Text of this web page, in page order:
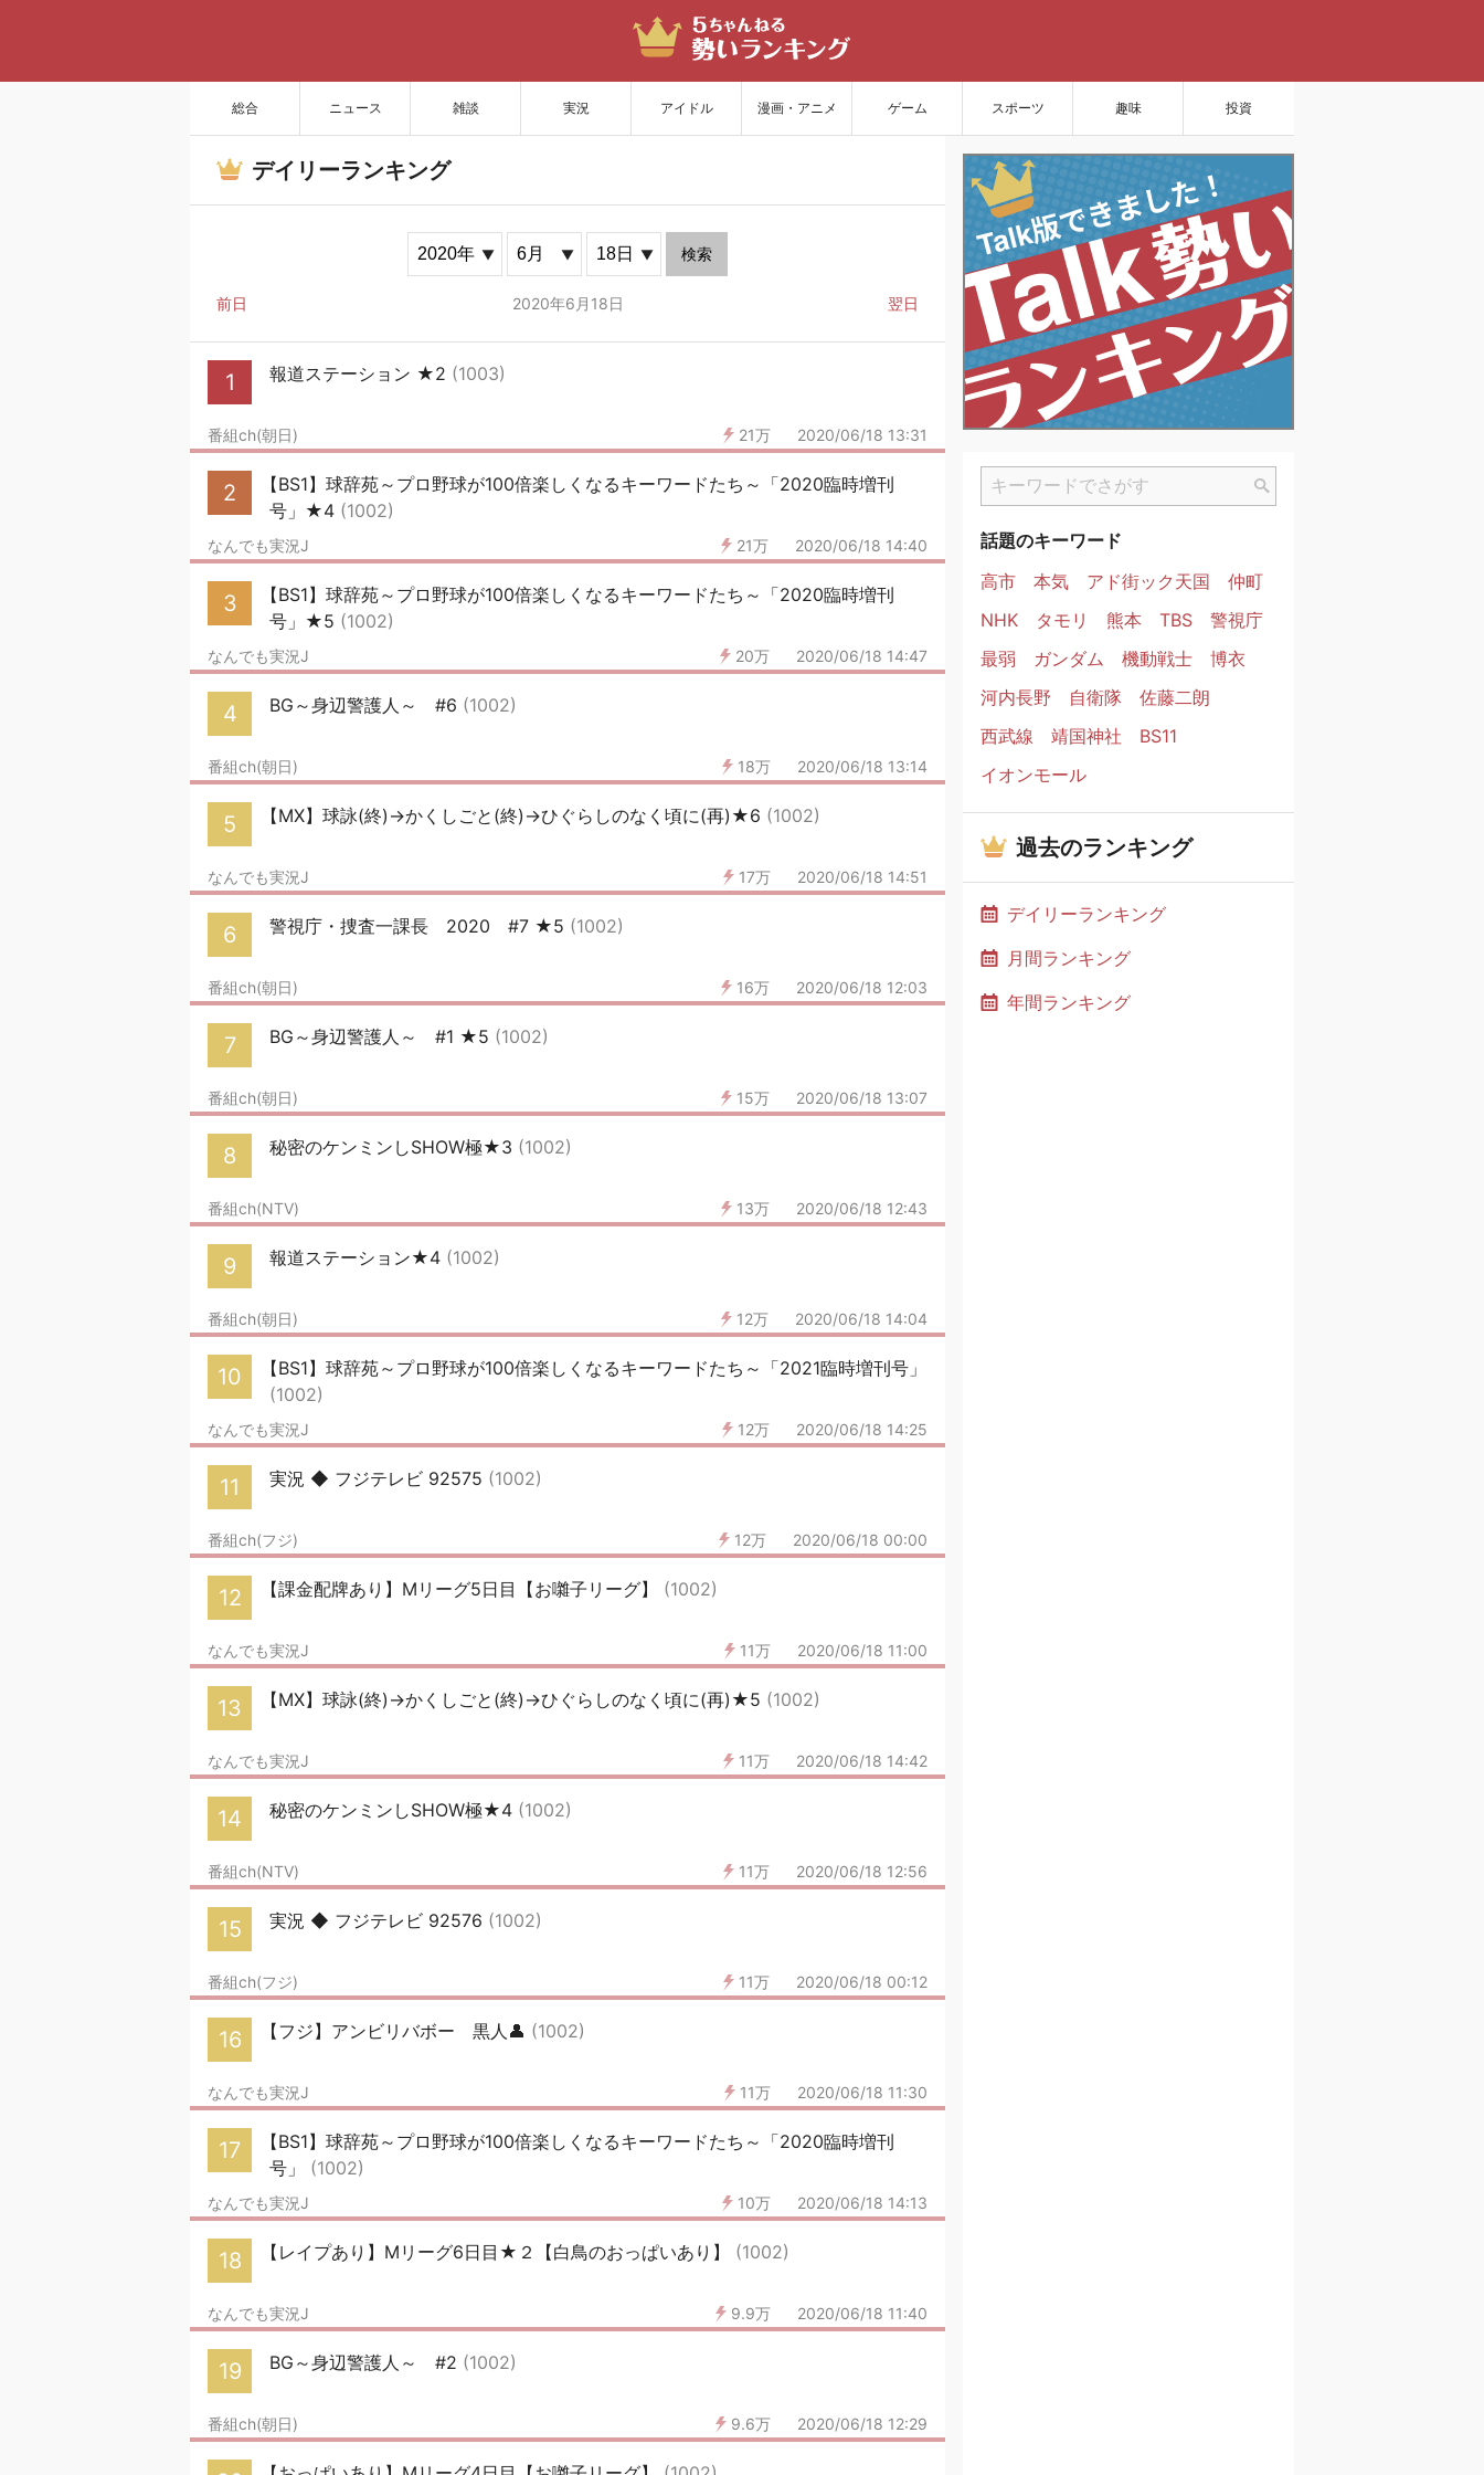
総合 ニュース 雑談 実況 アイドル 漫画・アニメ ゲーム スポーツ 趣味 投資
デイリーランキング
検索
前日 2020年6月18日 翌日
1 報道ステーション ★2 (1003)
21万 2020/06/18 13:31
番組ch(朝日)
2
【BS1】球辞苑～プロ野球が100倍楽しくなるキーワードたち～「2020臨時増刊
号」★4 (1002)
21万 2020/06/18 14:40
なんでも実況J
3
【BS1】球辞苑～プロ野球が100倍楽しくなるキーワードたち～「2020臨時増刊
号」★5 (1002)
20万 2020/06/18 14:47
なんでも実況J
4 BG～身辺警護人～ #6 (1002)
18万 2020/06/18 13:14
番組ch(朝日)
5 【MX】球詠(終)→かくしごと(終)→ひぐらしのなく頃に(再)★6 (1002)
17万 2020/06/18 14:51
なんでも実況J
6 警視庁・捜査一課長 2020 #7 ★5 (1002)
16万 2020/06/18 12:03
番組ch(朝日)
7 BG～身辺警護人～ #1 ★5 (1002)
15万 2020/06/18 13:07
番組ch(朝日)
8 秘密のケンミンしSHOW極★3 (1002)
13万 2020/06/18 12:43
番組ch(NTV)
9 報道ステーション★4 (1002)
12万 2020/06/18 14:04
番組ch(朝日)
10
【BS1】球辞苑～プロ野球が100倍楽しくなるキーワードたち～「2021臨時増刊号」
(1002)
12万 2020/06/18 14:25
なんでも実況J
11 実況 ◆ フジテレビ 92575 (1002)
12万 2020/06/18 00:00
番組ch(フジ)
12 【課金配牌あり】Mリーグ5日目【お囃子リーグ】 (1002)
11万 2020/06/18 11:00
なんでも実況J
13 【MX】球詠(終)→かくしごと(終)→ひぐらしのなく頃に(再)★5 (1002)
11万 2020/06/18 14:42
なんでも実況J
14 秘密のケンミンしSHOW極★4 (1002)
11万 2020/06/18 12:56
番組ch(NTV)
15 実況 ◆ フジテレビ 92576 (1002)
11万 2020/06/18 00:12
番組ch(フジ)
16 【フジ】アンビリバボー 黒人👤 (1002)
11万 2020/06/18 11:30
なんでも実況J
17
【BS1】球辞苑～プロ野球が100倍楽しくなるキーワードたち～「2020臨時増刊
号」 (1002)
10万 2020/06/18 14:13
なんでも実況J
18 【レイプあり】Mリーグ6日目★２【白鳥のおっぱいあり】 (1002)
9.9万 2020/06/18 11:40
なんでも実況J
19 BG～身辺警護人～ #2 (1002)
9.6万 2020/06/18 12:29
番組ch(朝日)
話題のキーワード
高市
本気 アド街ック天国
仲町
NHK
タモリ 熊本 TBS
警視庁
最弱
ガンダム 機動戦士
博衣
河内長野
自衛隊
佐藤二朗
西武線
靖国神社
BS11
イオンモール
過去のランキング
デイリーランキング
月間ランキング
年間ランキング